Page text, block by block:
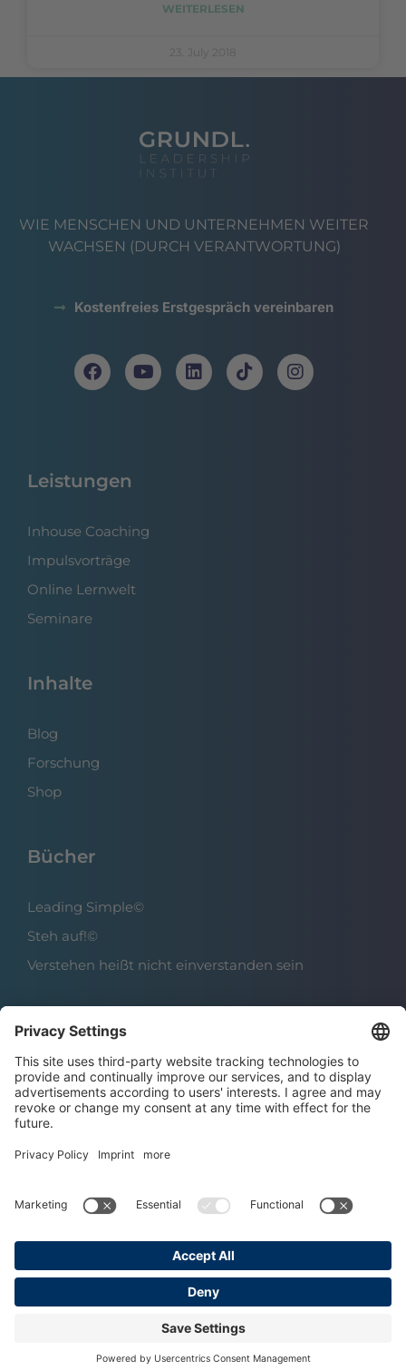
WEITERLESEN
23. July 2018
WIE MENSCHEN UND UNTERNEHMEN WEITER
WACHSEN (DURCH VERANTWORTUNG)
Kostenfreies Erstgespräch vereinbaren
Leistungen
Inhouse Coaching
Impulsvorträge
Online Lernwelt
Seminare
Inhalte
Blog
Forschung
Shop
Bücher
Leading Simple©
Steh auf!©
Verstehen heißt nicht einverstanden sein
Über das Institut
Boris Grundl
Das Team
DatenschutzImpressumAGBs
Copyright © 2025 Grundl Institut
Made with ♥ by